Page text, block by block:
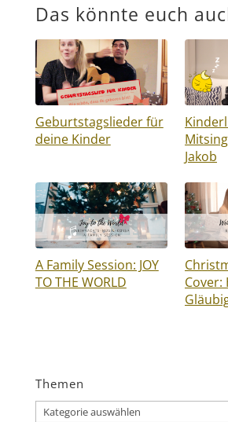
Das könnte euch
Geburtstagslieder für
deine Kinder
Jakob
A Family Session: JOY
TO THE WORLD
Themen
Themen